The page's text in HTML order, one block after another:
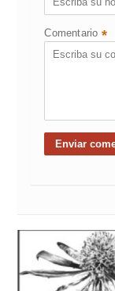
Comentario *